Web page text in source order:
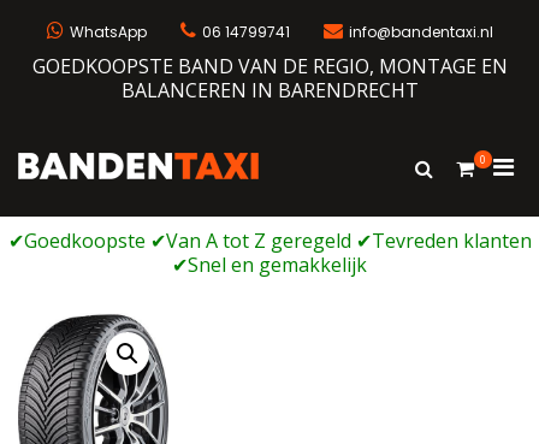
WhatsApp 06 14799741 info@bandentaxi.nl
GOEDKOOPSTE BAND VAN DE REGIO, MONTAGE EN
BALANCEREN IN BARENDRECHT
Bandengarage met eigen webshop
Toon
0
voor